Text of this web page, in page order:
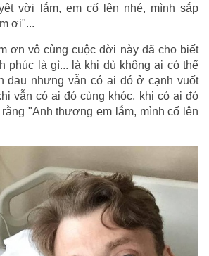
vời lắm, em cố lên nhé, mình sắp
ơi"...
ơn vô cùng cuộc đời này đã cho biết
phúc là gì... là khi dù không ai có thể
đau nhưng vẫn có ai đó ở cạnh vuốt
vẫn có ai đó cùng khóc, khi có ai đó
"Anh thương em lắm, mình cố lên